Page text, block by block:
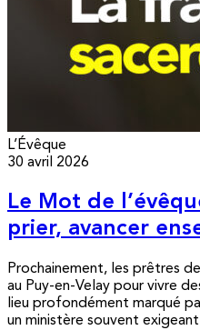
L’Évêque
30 avril 2026
Le Mot de
prier, avancer
Prochainement, les prêtres
au Puy-en-Velay pour vivre
lieu profondément marqué
un ministère souvent